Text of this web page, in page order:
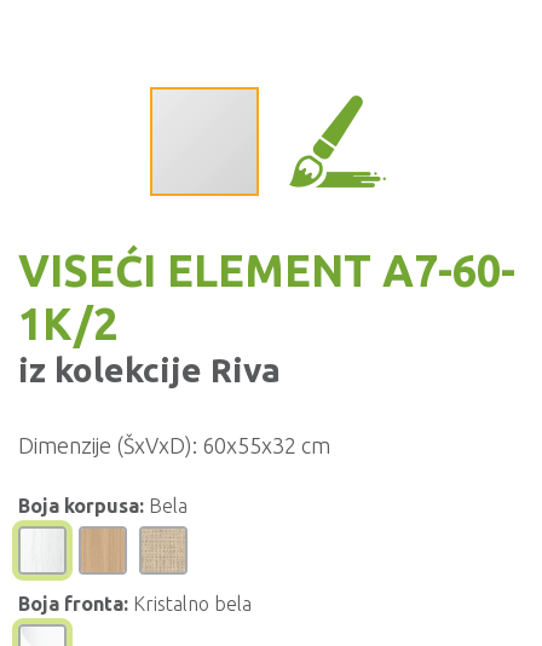
VISEĆI ELEMENT A7-60-
1K/2
iz kolekcije Riva
Dimenzije (ŠxVxD): 60x55x32 cm
Boja korpusa: Bela
Boja fronta: Kristalno bela